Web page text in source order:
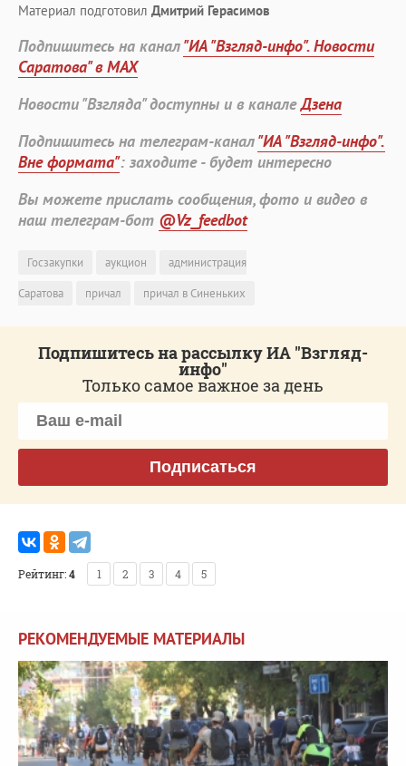
Материал подготовил Дмитрий Герасимов
Подпишитесь на канал"ИА "Взгляд-инфо". Новости
Саратова" в MAX
Новости "Взгляда" доступны и в каналеДзена
Подпишитесь на телеграм-канал"ИА "Взгляд-инфо".
Вне формата": заходите - будет интересно
Вы можете прислать сообщения, фото и видео в
наш телеграм-бот @Vz_feedbot
Госзакупки аукцион
администрация
Саратова
причал причал в Синеньких
Подпишитесь на рассылку ИА "Взгляд-
инфо"
Только самое важное за день
Подписаться
Рейтинг:4 1 2 3 4 5
РЕКОМЕНДУЕМЫЕ МАТЕРИАЛЫ